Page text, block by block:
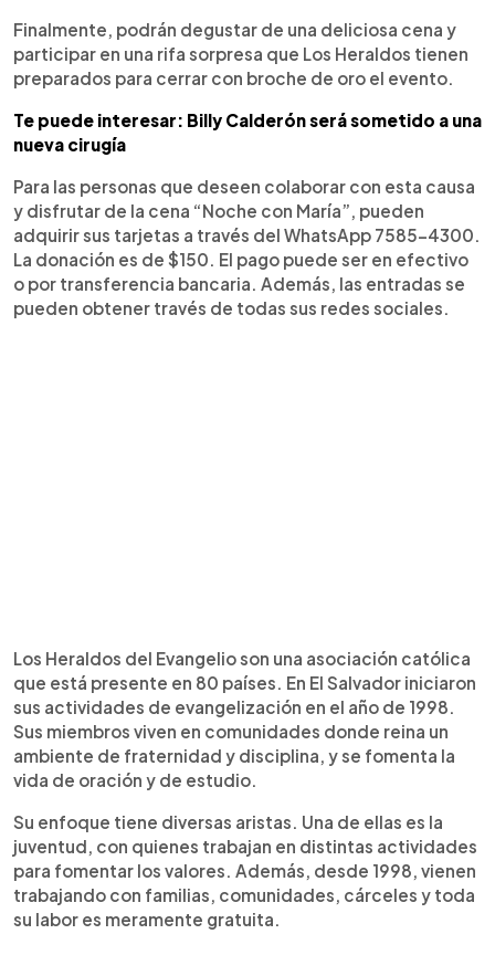
Finalmente, podrán degustar de una deliciosa cena y
participar en una rifa sorpresa que Los Heraldos tienen
preparados para cerrar con broche de oro el evento.
Te puede interesar: Billy Calderón será sometido a una
nueva cirugía
Para las personas que deseen colaborar con esta causa
y disfrutar de la cena “Noche con María”, pueden
adquirir sus tarjetas a través del WhatsApp 7585-4300.
La donación es de $150. El pago puede ser en efectivo
o por transferencia bancaria. Además, las entradas se
pueden obtener través de todas sus redes sociales.
Los Heraldos del Evangelio son una asociación católica
que está presente en 80 países. En El Salvador iniciaron
sus actividades de evangelización en el año de 1998.
Sus miembros viven en comunidades donde reina un
ambiente de fraternidad y disciplina, y se fomenta la
vida de oración y de estudio.
Su enfoque tiene diversas aristas. Una de ellas es la
juventud, con quienes trabajan en distintas actividades
para fomentar los valores. Además, desde 1998, vienen
trabajando con familias, comunidades, cárceles y toda
su labor es meramente gratuita.